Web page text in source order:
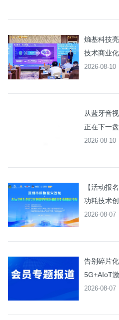
熵基科技
技术商业
2026-08-10
从蓝牙音
正在下一
2026-08-10
【活动报
功耗技术
2026-08-07
告别碎片
5G+AIoT
2026-08-07